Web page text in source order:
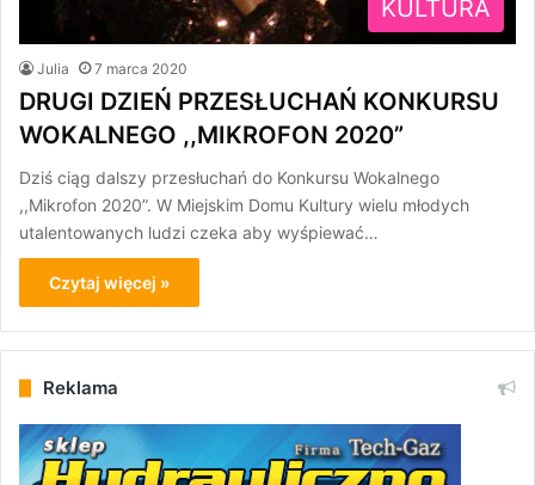
KULTURA
Julia 7 marca 2020
DRUGI DZIEŃ PRZESŁUCHAŃ KONKURSU
WOKALNEGO ,,MIKROFON 2020”
Dziś ciąg dalszy przesłuchań do Konkursu Wokalnego
,,Mikrofon 2020”. W Miejskim Domu Kultury wielu młodych
utalentowanych ludzi czeka aby wyśpiewać…
Czytaj więcej »
Reklama